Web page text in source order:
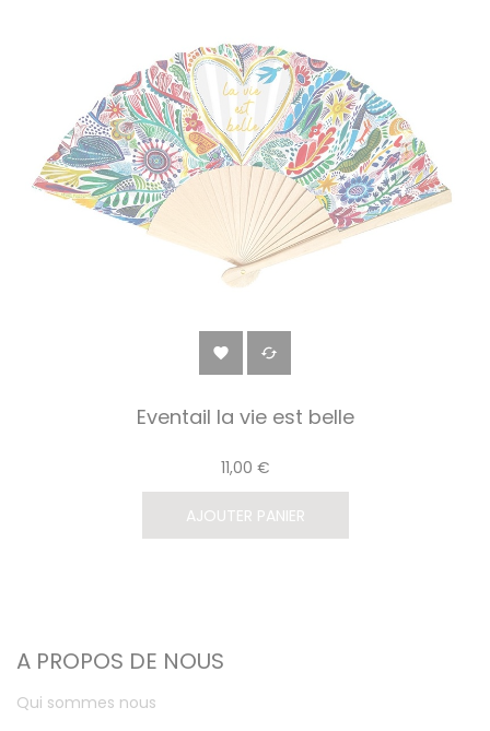
 
Eventail la vie est belle
11,00 €
AJOUTER PANIER
A PROPOS DE NOUS
Qui sommes nous